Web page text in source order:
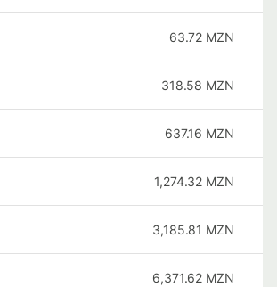
63.72 MZN
318.58 MZN
637.16 MZN
1,274.32 MZN
3,185.81 MZN
6,371.62 MZN